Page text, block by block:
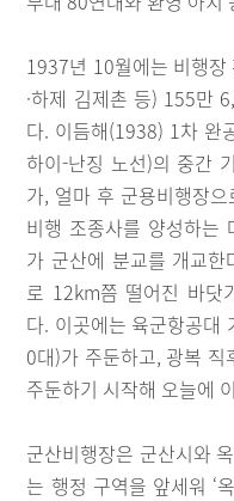
1937년 10월에는 비행장
·하제 김제촌 등) 155만
다. 이듬해(1938) 1차 완
하이-난징 노선)의 중간
가, 얼마 후 군용비행장
비행 조종사를 양성하는
가 군산에 분교를 개교
로 12km쯤 떨어진 바닷
다. 이곳에는 육군항공대
0대)가 주둔하고, 광복
주둔하기 시작해 오늘에
군산비행장은 군산시와
는 행정 구역을 앞세워 ‘